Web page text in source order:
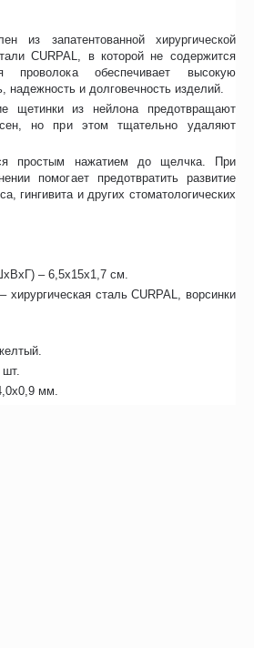
из запатентованной хирургической
CURPAL, в которой не содержится
проволока обеспечивает высокую
надежность и долговечность изделий.
щетинки из нейлона предотвращают
но при этом тщательно удаляют
простым нажатием до щелчка. При
помогает предотвратить развитие
гингивита и других стоматологических
– 6,5х15х1,7 см.
хирургическая сталь CURPAL, ворсинки
шт.
мм.